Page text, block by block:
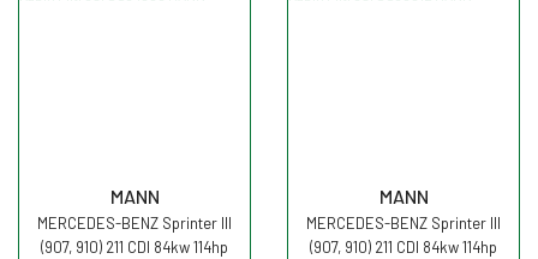
MANN
MERCEDES-BENZ Sprinter III
(907, 910) 211 CDI 84kw 114hp
MANN
MERCEDES-BENZ Sprinter III
(907, 910) 211 CDI 84kw 114hp